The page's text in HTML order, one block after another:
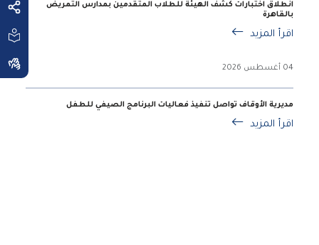
انطلاق اختبارات كشف الهيئة للطلاب المتقدمين بمدارس التمريض
بالقاهرة
اقرأ المزيد
04 أغسطس 2026
مديرية الأوقاف تواصل تنفيذ فعاليات البرنامج الصيفي للطفل
اقرأ المزيد